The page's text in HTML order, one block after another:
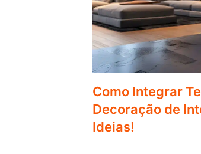
Como Integrar
Decoração de
Ideias!